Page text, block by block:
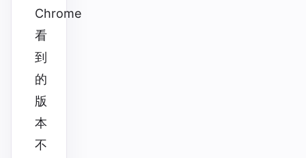
Chrome
看
到
的
版
本
不